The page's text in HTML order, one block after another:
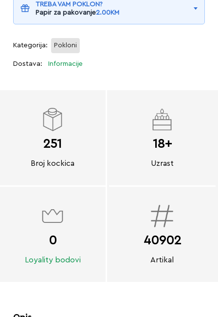
TREBA VAM POKLON?
Papir za pakovanje2.00KM
Kategorija: Pokloni
Dostava: Informacije
251
Broj kockica
18+
Uzrast
0
Loyality bodovi
40902
Artikal